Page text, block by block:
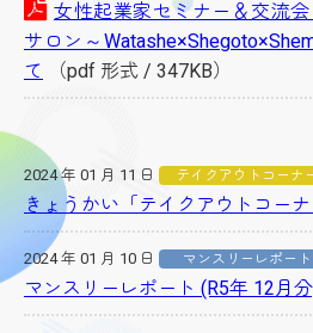
女性起業家セミナー＆交流
サロン～
て （pdf 形式 / 347KB）
2024 年 01 月 11 日 テイクアウトコーナ
きょうかい「テイクアウトコー
2024 年 01 月 10 日 マンスリーレポート
マンスリーレポート (R5年 12月